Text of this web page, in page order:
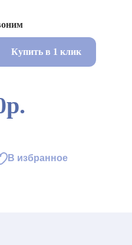
Купить в 1 клик
В избранное